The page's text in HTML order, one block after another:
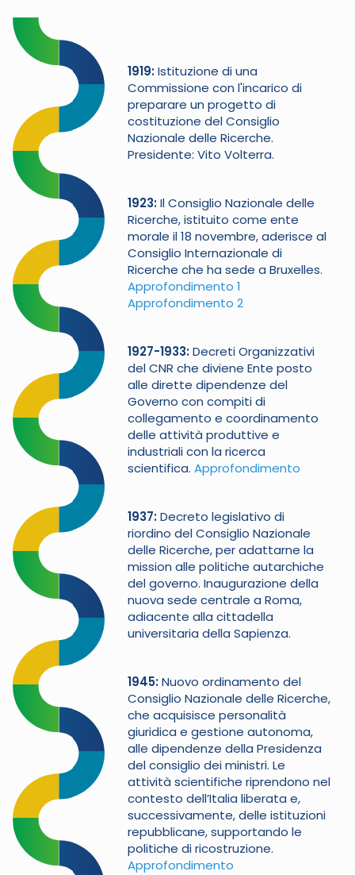
1919 Istituzione di una
Commissione con l'incarico di
preparare un progetto di
costituzione del Consiglio
Nazionale delle Ricerche.
Presidente: Vito Volterra.
1923 Il Consiglio Nazionale delle
Ricerche, istituito come ente
morale il 18 novembre, aderisce al
Consiglio Internazionale di
Ricerche che ha sede a Bruxelles.
Approfondimento 1
Approfondimento 2
1927-1933 Decreti Organizzativi
del CNR che diviene Ente posto
alle dirette dipendenze del
Governo con compiti di
collegamento e coordinamento
delle attività produttive e
industriali con la ricerca
scientifica. Approfondimento
1937 Decreto legislativo di
riordino del Consiglio Nazionale
delle Ricerche, per adattarne la
mission alle politiche autarchiche
del governo. Inaugurazione della
nuova sede centrale a Roma,
adiacente alla cittadella
universitaria della Sapienza.
1945 Nuovo ordinamento del
Consiglio Nazionale delle Ricerche,
che acquisisce personalità
giuridica e gestione autonoma,
alle dipendenze della Presidenza
del consiglio dei ministri. Le
attività scientifiche riprendono nel
contesto dell’Italia liberata e,
successivamente, delle istituzioni
repubblicane, supportando le
politiche di ricostruzione.
Approfondimento